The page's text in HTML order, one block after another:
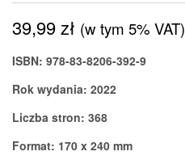
39,99zł (w tym 5% VAT)
ISBN: 978-83-8206-392-9
Rok wydania: 2022
Liczba stron: 368
Format: 170 x 240 mm